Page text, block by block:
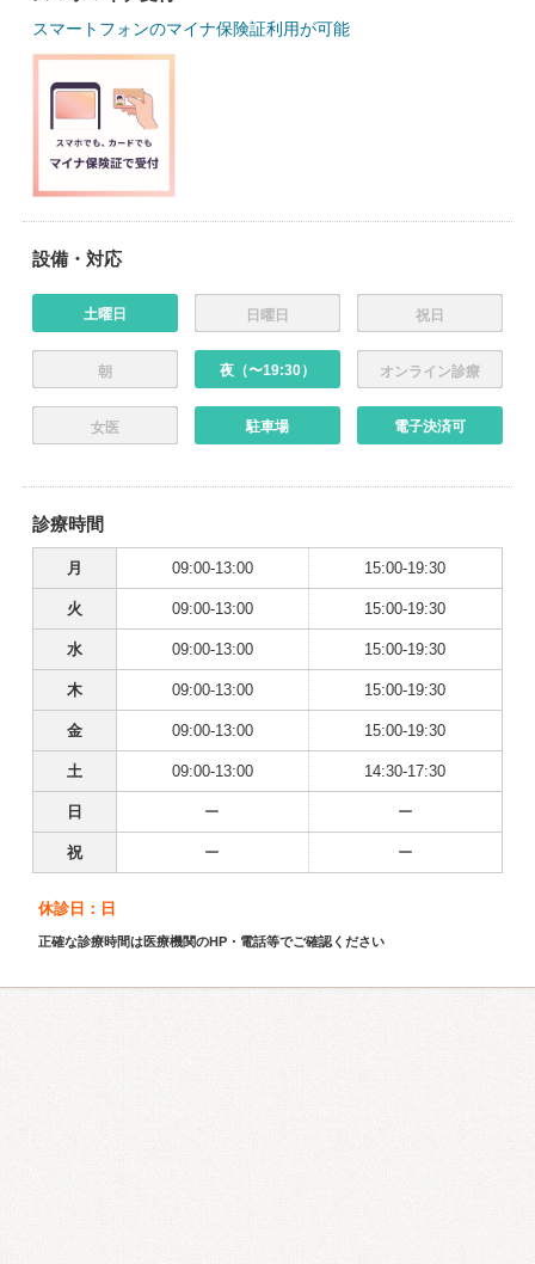
スマートフォンのマイナ保険証利用が可能
設備・対応
土曜日 日曜日 祝日
朝 夜（〜19:30） オンライン診療
女医 駐車場 電子決済可
診療時間
月 09:00-13:00 15:00-19:30
火 09:00-13:00 15:00-19:30
水 09:00-13:00 15:00-19:30
木 09:00-13:00 15:00-19:30
金 09:00-13:00 15:00-19:30
土 09:00-13:00 14:30-17:30
日 ー ー
祝 ー ー
休診日：日
正確な診療時間は医療機関のHP・電話等でご確認ください